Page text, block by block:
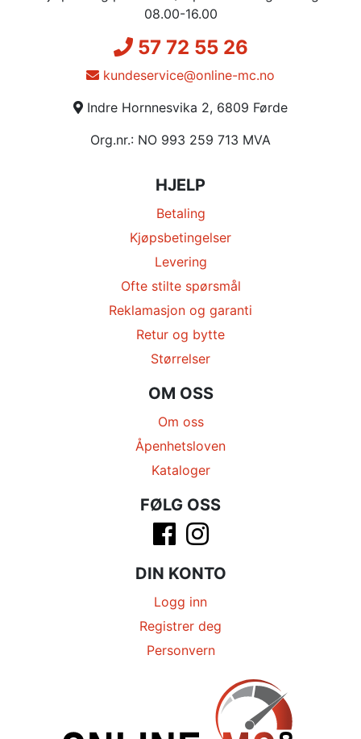
08.00-16.00
57 72 55 26
kundeservice@online-mc.no
Indre Hornnesvika 2, 6809 Førde
Org.nr.: NO 993 259 713 MVA
HJELP
Betaling
Kjøpsbetingelser
Levering
Ofte stilte spørsmål
Reklamasjon og garanti
Retur og bytte
Størrelser
OM OSS
Om oss
Åpenhetsloven
Kataloger
FØLG OSS
DIN KONTO
Logg inn
Registrer deg
Personvern